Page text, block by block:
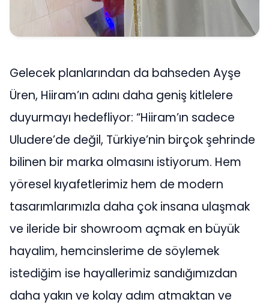
Gelecek planlarından da bahseden Ayşe
Üren, Hiiram’ın adını daha geniş kitlelere
duyurmayı hedefliyor: “Hiiram’ın sadece
Uludere’de değil, Türkiye’nin birçok şehrinde
bilinen bir marka olmasını istiyorum. Hem
yöresel kıyafetlerimiz hem de modern
tasarımlarımızla daha çok insana ulaşmak
ve ileride bir showroom açmak en büyük
hayalim, hemcinslerime de söylemek
istediğim ise hayallerimiz sandığımızdan
daha yakın ve kolay adım atmaktan ve